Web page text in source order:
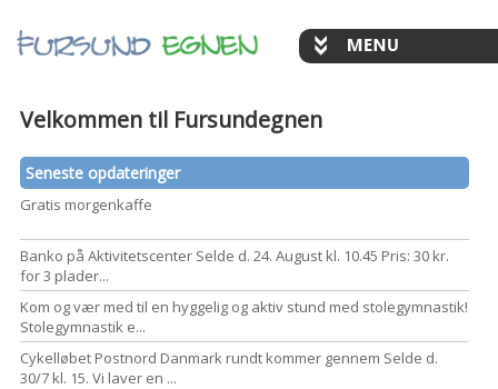
Velkommen til Fursundegnen
Seneste opdateringer
Gratis morgenkaffe
Banko på Aktivitetscenter Selde d. 24. August kl. 10.45 Pris: 30 kr.
for 3 plader...
Kom og vær med til en hyggelig og aktiv stund med stolegymnastik!
Stolegymnastik e...
Cykelløbet Postnord Danmark rundt kommer gennem Selde d.
30/7 kl. 15. Vi laver en ...